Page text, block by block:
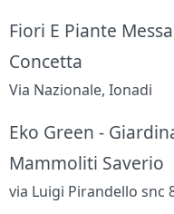
Fiori E Piante
Concetta
Via Nazionale, Ionadi
Eko Green -
Mammoliti Saverio
via Luigi Pirandello snc